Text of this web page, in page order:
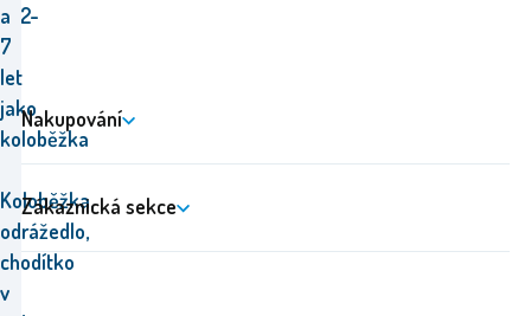
a 2-
7
let
jako
koloběžka
Koloběžka,
odrážedlo,
chodítko
v
Nakupování
Zákaznická sekce